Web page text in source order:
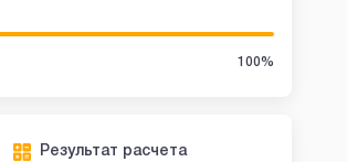
100%
Результат расчета